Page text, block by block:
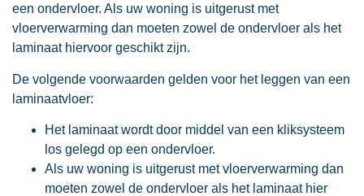
een ondervloer. Als uw woning is uitgerust met
vloerverwarming dan moeten zowel de ondervloer als het
laminaat hiervoor geschikt zijn.
De volgende voorwaarden gelden voor het leggen van een
laminaatvloer:
Het laminaat wordt door middel van een kliksysteem
los gelegd op een ondervloer.
Als uw woning is uitgerust met vloerverwarming dan
moeten zowel de ondervloer als het laminaat hier